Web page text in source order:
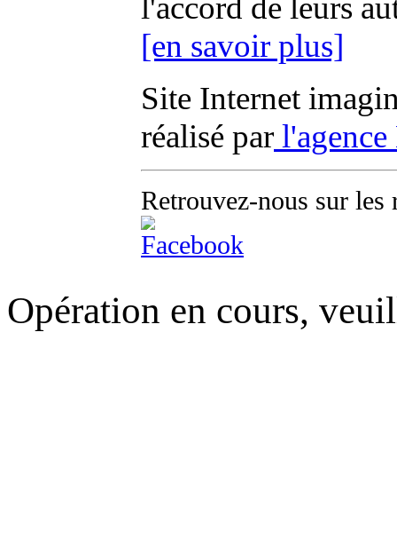
[en savoir plus]
Site Internet
réalisé par
Retrouvez-nous sur les
Opération en cours,